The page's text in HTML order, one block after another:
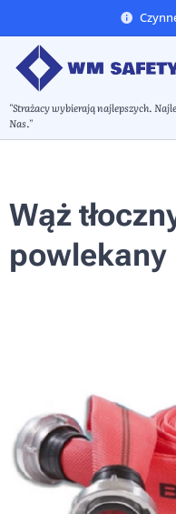
"Strażacy wybierają najlepszych.
Nas."
Wąż
powlekany